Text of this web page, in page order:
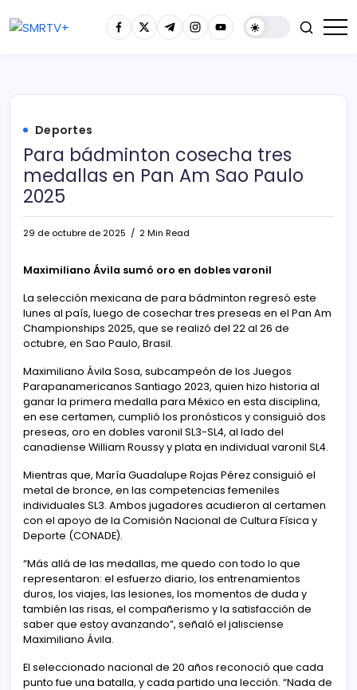
Deportes
Para bádminton cosecha tres
medallas en Pan Am Sao Paulo
2025
29 de octubre de 2025 2 Min Read
Maximiliano Ávila sumó oro en dobles varonil
La selección mexicana de para bádminton regresó este
lunes al país, luego de cosechar tres preseas en el Pan Am
Championships 2025, que se realizó del 22 al 26 de
octubre, en Sao Paulo, Brasil.
Maximiliano Ávila Sosa, subcampeón de los Juegos
Parapanamericanos Santiago 2023, quien hizo historia al
ganar la primera medalla para México en esta disciplina,
en ese certamen, cumplió los pronósticos y consiguió dos
preseas, oro en dobles varonil SL3-SL4, al lado del
canadiense William Roussy y plata en individual varonil SL4.
Mientras que, María Guadalupe Rojas Pérez consiguió el
metal de bronce, en las competencias femeniles
individuales SL3. Ambos jugadores acudieron al certamen
con el apoyo de la Comisión Nacional de Cultura Física y
Deporte (CONADE).
“Más allá de las medallas, me quedo con todo lo que
representaron: el esfuerzo diario, los entrenamientos
duros, los viajes, las lesiones, los momentos de duda y
también las risas, el compañerismo y la satisfacción de
saber que estoy avanzando”, señaló el jalisciense
Maximiliano Ávila.
El seleccionado nacional de 20 años reconoció que cada
punto fue una batalla, y cada partido una lección. “Nada de